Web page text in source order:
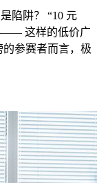
陷阱？ “10 元
这样的低价广
参赛者而言，极